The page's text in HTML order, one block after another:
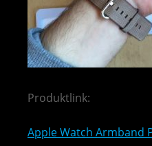
Produktlink:
Apple Watch Armband